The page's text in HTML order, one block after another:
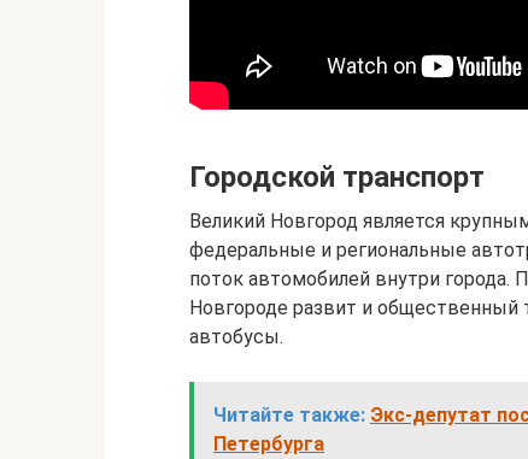
Городской транспорт
Великий Новгород является
федеральные и региональные
поток автомобилей внутри
Новгороде развит и общественный
автобусы.
Читайте также: Экс-депутат
Петербурга